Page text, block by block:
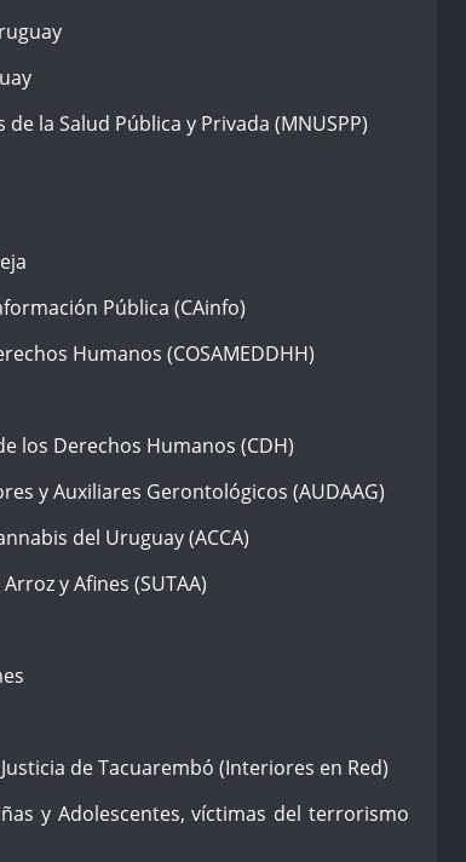
la Salud Pública y Privada (MNUSPP)
Pública (CAinfo)
Humanos (COSAMEDDHH)
los Derechos Humanos (CDH)
y Auxiliares Gerontológicos (AUDAAG)
del Uruguay (ACCA)
y Afines (SUTAA)
de Tacuarembó (Interiores en Red)
y Adolescentes, víctimas del terrorismo